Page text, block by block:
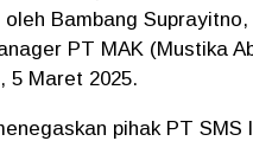
oleh Bambang
PT MAK (Mustika
5 Maret 2025.
pihak PT